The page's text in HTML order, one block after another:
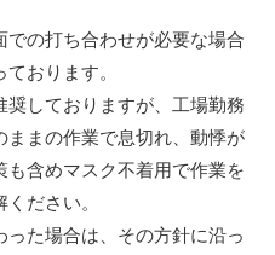
の打ち合わせが必要な場合
おります。
奨しておりますが、工場勤務
まの作業で息切れ、動悸が
含めマスク不着用で作業を
ださい。
た場合は、その方針に沿っ